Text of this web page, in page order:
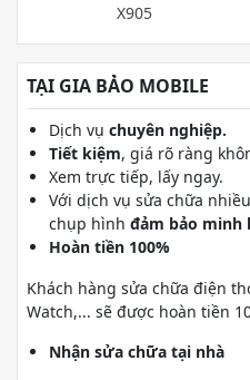
X905
TẠI GIA BẢO MOBILE
Dịch vụ chuyên nghiệp.
Tiết kiệm, giá rõ ràng
Xem trực tiếp, lấy ngay.
Với dịch vụ sửa chữa
chụp hình đảm bảo minh
Hoàn tiền 100%
Khách hàng sửa chữa điện
Watch,... sẽ được hoàn tiền
Nhận sửa chữa tại nhà